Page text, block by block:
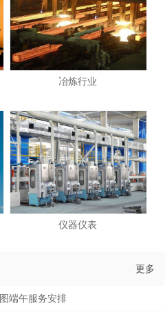
冶炼行业
仪器仪表
更多
端午服务安排